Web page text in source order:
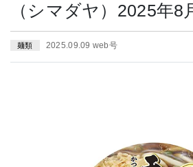
（シマダヤ）2025年8
麺類 2025.09.09 web号